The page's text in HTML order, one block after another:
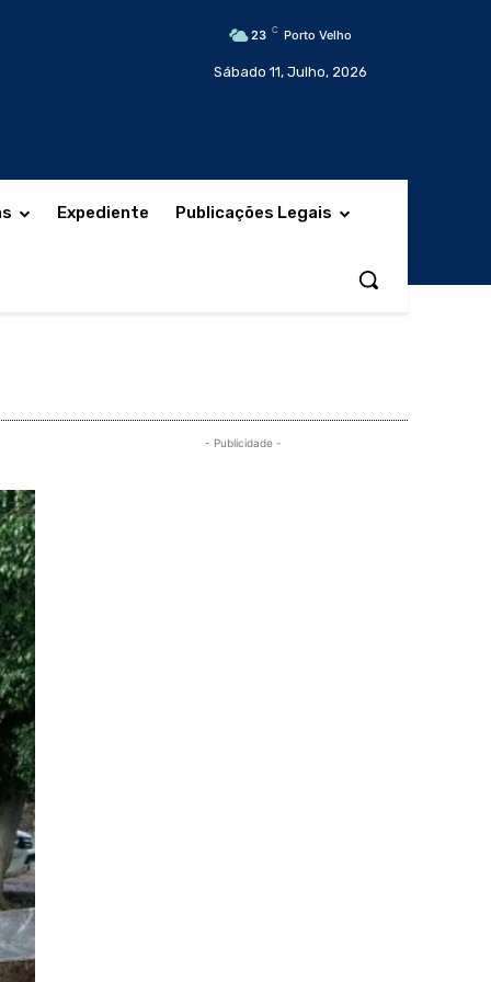
23 C Porto Velho
Sábado 11, Julho, 2026
Expediente Publicações Legais
- Publicidade -